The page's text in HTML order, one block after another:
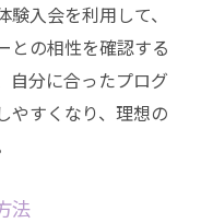
入会を利用して、
との相性を確認する
自分に合ったプログ
やすくなり、理想の
法